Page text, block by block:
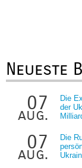
Neueste
07
aug.
Die
der
07
aug.
Die